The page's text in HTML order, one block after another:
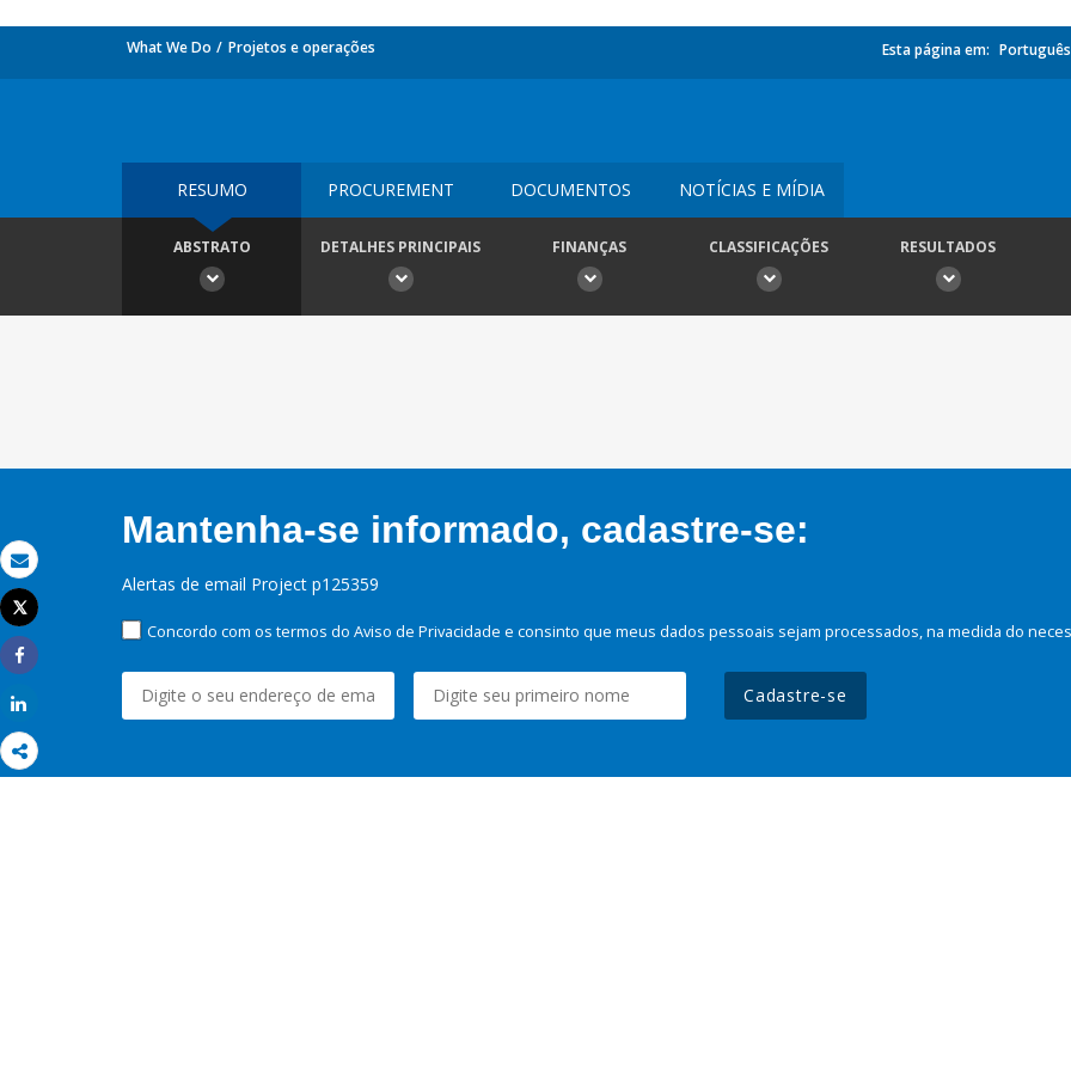
Email
Imprimir
Tweet
Share
What We Do Projetos e operações Esta página em: Português
RESUMO PROCUREMENT DOCUMENTOS NOTÍCIAS E MÍDIA
ABSTRATO DETALHES PRINCIPAIS FINANÇAS CLASSIFICAÇÕES RESULTADOS
Mantenha-se informado, cadastre-se:
Alertas de email Project p125359
Concordo com os termos do Aviso de Privacidade e consinto que meus dados pessoais sejam processados, na medida do
Cadastre-se